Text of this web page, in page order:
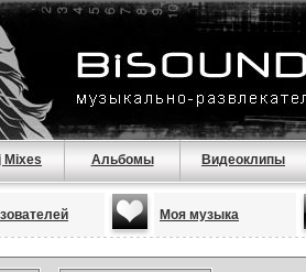
Mixes Альбомы Видеоклипы
Моя музыка